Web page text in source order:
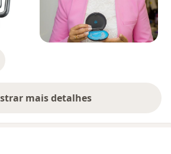
mais detalhes
sobre a experiência